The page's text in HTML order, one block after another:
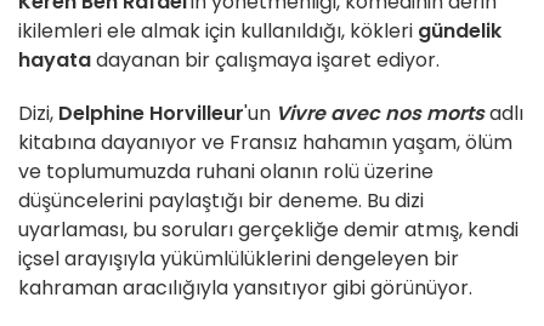
ikilemleri ele almak için kullanıldığı, kökleri gündelik
hayatadayanan bir çalışmaya işaret ediyor.
Dizi, Delphine Horvilleur'un Vivre avec nos mortsadlı
kitabına dayanıyor ve Fransız hahamın yaşam, ölüm
ve toplumumuzda ruhani olanın rolü üzerine
düşüncelerini paylaştığı bir deneme. Bu dizi
uyarlaması, bu soruları gerçekliğe demir atmış, kendi
içsel arayışıyla yükümlülüklerini dengeleyen bir
kahraman aracılığıyla yansıtıyor gibi görünüyor.